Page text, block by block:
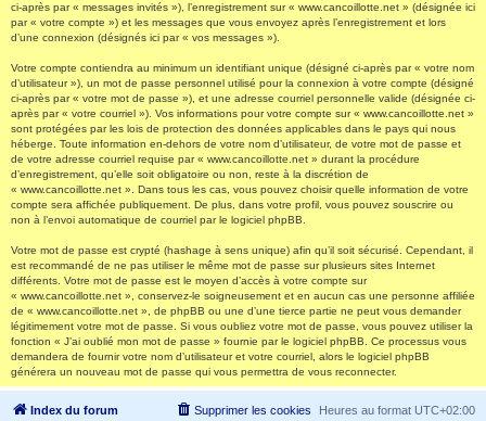
ci-après par « messages invités »), l’enregistrement sur « www.cancoillotte.net » (désignée ici
par « votre compte ») et les messages que vous envoyez après l’enregistrement et lors
d’une connexion (désignés ici par « vos messages »).
Votre compte contiendra au minimum un identifiant unique (désigné ci-après par « votre nom
d’utilisateur »), un mot de passe personnel utilisé pour la connexion à votre compte (désigné
ci-après par « votre mot de passe »), et une adresse courriel personnelle valide (désignée ci-
après par « votre courriel »). Vos informations pour votre compte sur « www.cancoillotte.net »
sont protégées par les lois de protection des données applicables dans le pays qui nous
héberge. Toute information en-dehors de votre nom d’utilisateur, de votre mot de passe et
de votre adresse courriel requise par « www.cancoillotte.net » durant la procédure
d’enregistrement, qu’elle soit obligatoire ou non, reste à la discrétion de
« www.cancoillotte.net ». Dans tous les cas, vous pouvez choisir quelle information de votre
compte sera affichée publiquement. De plus, dans votre profil, vous pouvez souscrire ou
non à l’envoi automatique de courriel par le logiciel phpBB.
Votre mot de passe est crypté (hashage à sens unique) afin qu’il soit sécurisé. Cependant, il
est recommandé de ne pas utiliser le même mot de passe sur plusieurs sites Internet
différents. Votre mot de passe est le moyen d’accès à votre compte sur
« www.cancoillotte.net », conservez-le soigneusement et en aucun cas une personne affiliée
de « www.cancoillotte.net », de phpBB ou une d’une tierce partie ne peut vous demander
légitimement votre mot de passe. Si vous oubliez votre mot de passe, vous pouvez utiliser la
fonction « J’ai oublié mon mot de passe » fournie par le logiciel phpBB. Ce processus vous
demandera de fournir votre nom d’utilisateur et votre courriel, alors le logiciel phpBB
générera un nouveau mot de passe qui vous permettra de vous reconnecter.
Index du forum Heures au format UTC+02:00
Supprimer les cookies